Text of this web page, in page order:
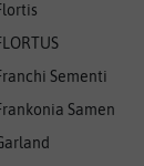
Sementi
Samen